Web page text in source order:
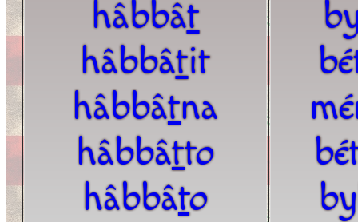
hâbbât
hâbbâtit
hâbbâtna
hâbbâtto
hâbbâto